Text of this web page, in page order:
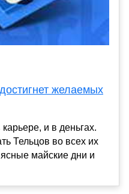
желаемых
и в деньгах.
Тельцов во всех их
майские дни и